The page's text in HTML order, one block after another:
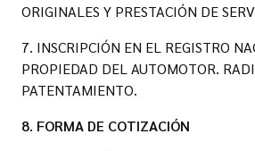
ORIGINALES Y PRESTACIÓN DE
7. INSCRIPCIÓN EN EL REGISTRO
PROPIEDAD DEL AUTOMOTOR.
PATENTAMIENTO.
8. FORMA DE COTIZACIÓN